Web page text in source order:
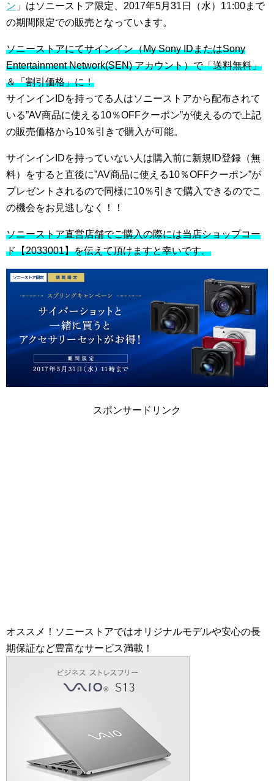
ン 」はソニーストア限定、2017年5月31日（水）11:00まで
の期間限定での販売となっています。
ソニーストアにてサインイン（My Sony IDまたはSony
Entertainment Network(SEN) アカウント）で「送料無料」
＆「割引価格」に！
サインインIDを持ってる人はソニーストアから配布されて
いる”AV商品に使える10％OFFクーポン”が使えるので上記
の販売価格から10％引きで購入が可能。
サインインIDを持っていない人は購入前に新規ID登録（無
料）をすると直後に”AV商品に使える10％OFFクーポン”が
プレゼントされるので同様に10％引きで購入できるのでこ
の機会をお見逃しなく！！
ソニーストア直営店舗でご購入の際には当店ショップコー
ド【2033001】を伝えて頂けますと幸いです。
スポンサードリンク
オススメ！ソニーストアではオリジナルモデルや安心の長
期保証など豊富なサービス満載！